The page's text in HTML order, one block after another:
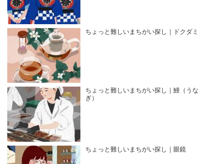
ちょっと難しいまちがい探し｜ドクダミ
ちょっと難しいまちがい探し｜鰻（うな
ぎ）
ちょっと難しいまちがい探し｜眼鏡